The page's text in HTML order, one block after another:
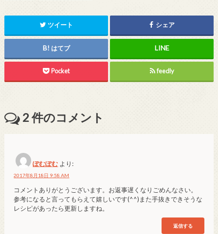
ツイート シェア
はてブ
Pocket feedly
2件のコメント
ぽむぽむ より:
2017年8月18日 9:58 AM
コメントありがとうございます。お返事遅くなりごめんなさい。
参考になると言ってもらえて嬉しいです(^^)また手抜きできそうな
レシピがあったら更新しますね。
返信する